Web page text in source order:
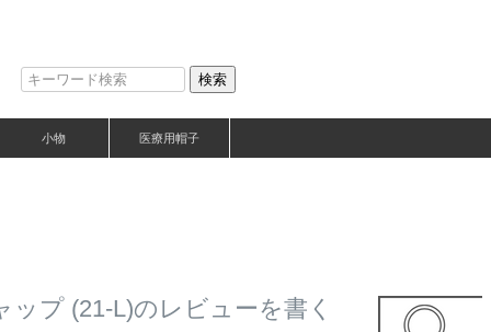
検索
小物 医療用帽子
プ (21-L)のレビューを書く